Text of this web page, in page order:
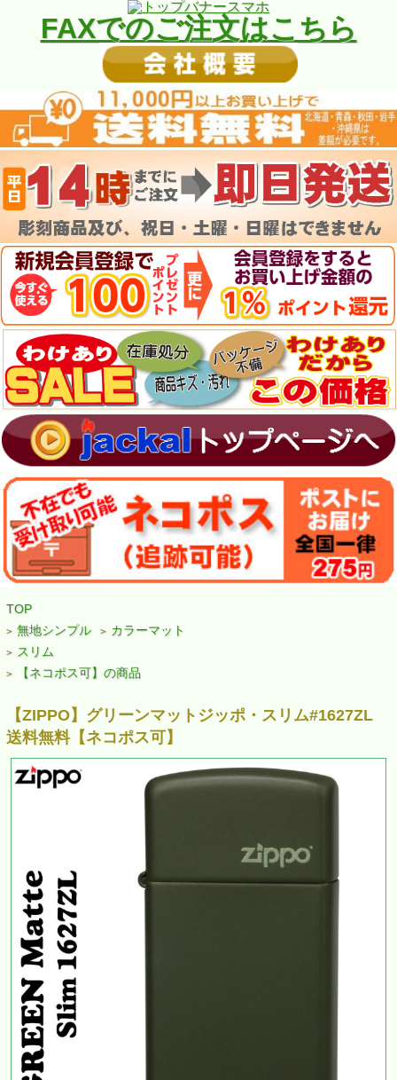
FAXでのご注文はこちら
TOP
> 無地シンプル > カラーマット
> スリム
> 【ネコポス可】の商品
【ZIPPO】グリーンマットジッポ・スリム#1627ZL
送料無料【ネコポス可】